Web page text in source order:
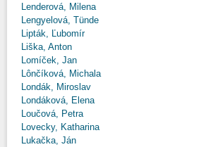
Lenderová, Milena
Lengyelová, Tünde
Lipták, Ľubomír
Liška, Anton
Lomíček, Jan
Lônčíková, Michala
Londák, Miroslav
Londáková, Elena
Loučová, Petra
Lovecky, Katharina
Lukačka, Ján